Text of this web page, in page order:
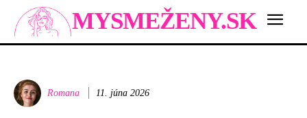
MYSMEŽENY.SK
Romana 11. júna 2026